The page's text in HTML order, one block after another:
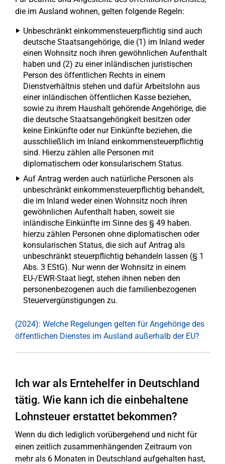
die im Ausland wohnen, gelten folgende Regeln:
Unbeschränkt einkommensteuerpflichtig sind auch
deutsche Staatsangehörige, die (1) im Inland weder
einen Wohnsitz noch ihren gewöhnlichen Aufenthalt
haben und (2) zu einer inländischen juristischen
Person des öffentlichen Rechts in einem
Dienstverhältnis stehen und dafür Arbeitslohn aus
einer inländischen öffentlichen Kasse beziehen,
sowie zu ihrem Haushalt gehörende Angehörige, die
die deutsche Staatsangehörigkeit besitzen oder
keine Einkünfte oder nur Einkünfte beziehen, die
ausschließlich im Inland einkommensteuerpflichtig
sind. Hierzu zählen alle Personen mit
diplomatischem oder konsularischem Status.
Auf Antrag werden auch natürliche Personen als
unbeschränkt einkommensteuerpflichtig behandelt,
die im Inland weder einen Wohnsitz noch ihren
gewöhnlichen Aufenthalt haben, soweit sie
inländische Einkünfte im Sinne des § 49 haben.
hierzu zählen Personen ohne diplomatischen oder
konsularischen Status, die sich auf Antrag als
unbeschränkt steuerpflichtig behandeln lassen (§ 1
Abs. 3 EStG). Nur wenn der Wohnsitz in einem
EU-/EWR-Staat liegt, stehen ihnen neben den
personenbezogenen auch die familienbezogenen
Steuervergünstigungen zu.
(2024): Welche Regelungen gelten für Angehörige des
öffentlichen Dienstes im Ausland außerhalb der EU?
Ich war als Erntehelfer in Deutschland
tätig. Wie kann ich die einbehaltene
Lohnsteuer erstattet bekommen?
Wenn du dich lediglich vorübergehend und nicht für
einen zeitlich zusammenhängenden Zeitraum von
mehr als 6 Monaten in Deutschland aufgehalten hast,